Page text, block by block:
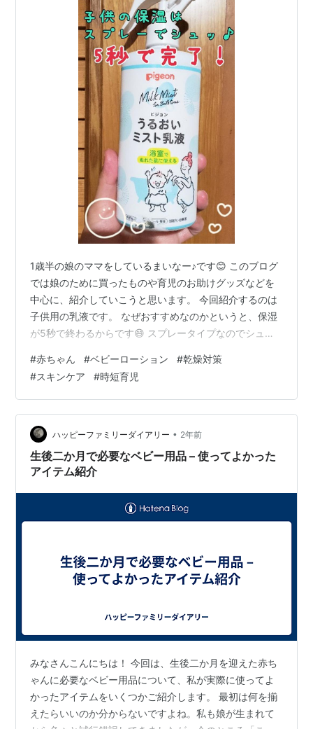
1歳半の娘のママをしているまいなー♪です😊 このブログ
では娘のために買ったものや育児のお助けグッズなどを
中心に、紹介していこうと思います。 今回紹介するのは
子供用の乳液です。 なぜおすすめなのかというと、保湿
が5秒で終わるからです😄 スプレータイプなのでシュッ
1歳過ぎると逃げまくるようになってぬるのが大変だった
のですがこれならシュッとするだけで簡単✨✨ 本当に5秒
くらいで終わります😱 スプレーのあとはタオルで拭けば
OK。 手で伸ばす必要はなし。 面倒な保湿もこれならこ
まめにできちゃいます！ ピジョンなので安心！ 保湿を嫌
がるお子様には特にオ…
#赤ちゃん #ベビーローション #乾燥対策
#スキンケア #時短育児
ハッピーファミリーダイアリー • 2年前
生後二か月で必要なベビー用品 – 使ってよかった
アイテム紹介
みなさんこんにちは！ 今回は、生後二か月を迎えた赤ち
ゃんに必要なベビー用品について、私が実際に使ってよ
かったアイテムをいくつかご紹介します。 最初は何を揃
えたらいいのか分からないですよね。私も娘が生まれて